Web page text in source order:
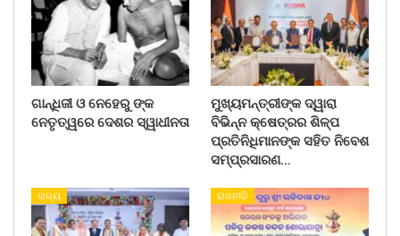
ଗାନ୍ଧିଜୀ ଓ ନେହେରୁ ଙ୍କ
ନେତୃତ୍ୱରେ ଦେଶର ସ୍ୱାଧୀନତା
ମୁଖ୍ୟମନ୍ତ୍ରୀଙ୍କ ଦ୍ୱାରା
ବିଭିନ୍ନ କ୍ଷେତ୍ରର ଶିଳ୍ପ
ପ୍ରତିନିଧିମାନଙ୍କ ସହିତ ନିବେଶ
ସମ୍ପ୍ରସାରଣ…
ରାଜ୍ୟ ରାଜନୀତି